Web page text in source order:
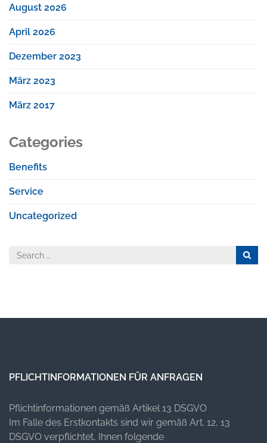
August 2026
April 2026
Dezember 2023
März 2023
März 2017
Categories
Benefits
Service
Uncategorized
Search
PFLICHTINFORMATIONEN FÜR ANFRAGEN
Pflichtinformationen gemäß Artikel 13 DSGVO
Im Falle des Erstkontakts sind wir gemäß Art. 12, 13
DSGVO verpflichtet, Ihnen folgende